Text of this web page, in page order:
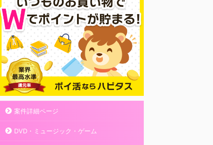
案件詳細ページ
DVD・ミュージック・ゲーム